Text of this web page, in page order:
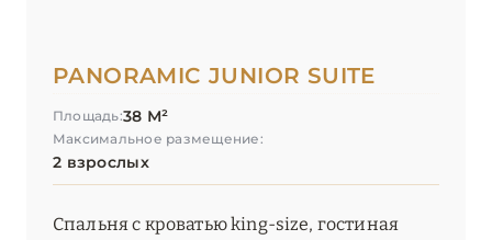
PANORAMIC JUNIOR SUITE
Площадь:38 М²
Максимальное размещение:
2 взрослых
Спальня с кроватью king-size, гостиная